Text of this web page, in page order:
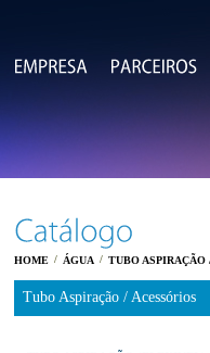
HOME / ÁGUA / TUBO ASPIRAÇÃO
Tubo Aspiração / Acessórios